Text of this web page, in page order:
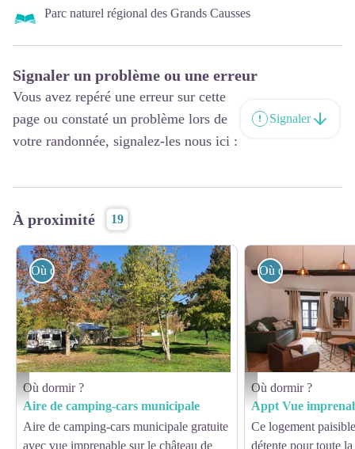
Parc naturel régional des Grands Causses
Signaler un problème ou une erreur
Vous avez repéré une erreur sur cette
page ou constaté un problème lors de
votre randonnée, signalez-les nous ici :
Signaler
À proximité 19
Aire de camping-cars municipale - Mairie de Coupiac
Où dormir ?
Où dormir ?
Aire de camping-cars municipale
Aire de camping-cars municipale gratuite
avec vue imprenable sur le château de
Appt Vue imprenable sur
Où dormir ?
Où dormir ?
Appt Vue
Ce logement
détente pour toute